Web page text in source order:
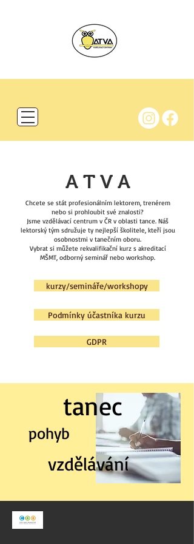
A T V A
Chcete se stát profesionálním lektorem, trenérem
nebo si prohloubit své znalosti?
Jsme vzdělávací centrum v ČR v oblasti tance. Náš
lektorský tým sdružuje ty nejlepší školitele, kteří jsou
osobnostmi v tanečním oboru.
Vybrat si můžete rekvalifikační kurz s akreditací
MŠMT, odborný seminář nebo workshop.
kurzy/semináře/workshopy
Podmínky účastníka kurzu
GDPR
tanec
pohyb
vzdělávání